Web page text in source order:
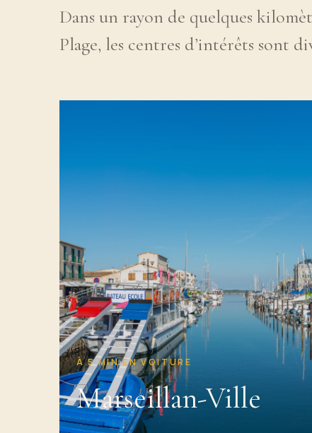
Dans un rayon de quelques
Plage, les centres d’intérêts sont
À 5 MIN EN VOITURE
Marseillan-Ville